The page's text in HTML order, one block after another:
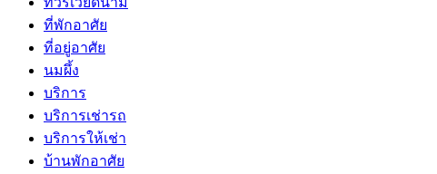
ที่พักอาศัย
ที่อยู่อาศัย
นมผึ้ง
บริการ
บริการเช่ารถ
บริการให้เช่า
บ้านพักอาศัย